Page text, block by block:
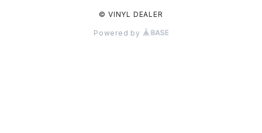
© VINYL DEALER
Powered by